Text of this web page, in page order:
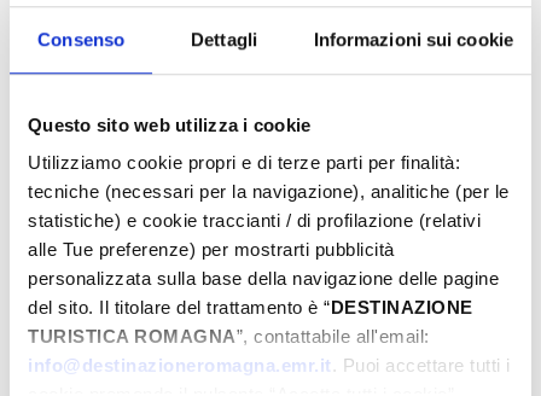
Consenso Dettagli Informazioni sui cookie
Questo sito web utilizza i cookie
Utilizziamo cookie propri e di terze parti per finalità:
tecniche (necessari per la navigazione), analitiche (per le
statistiche) e cookie traccianti / di profilazione (relativi
alle Tue preferenze) per mostrarti pubblicità
personalizzata sulla base della navigazione delle pagine
del sito. Il titolare del trattamento è “DESTINAZIONE
TURISTICA ROMAGNA”, contattabile all'email:
info@destinazioneromagna.emr.it. Puoi accettare tutti i
­OÙ